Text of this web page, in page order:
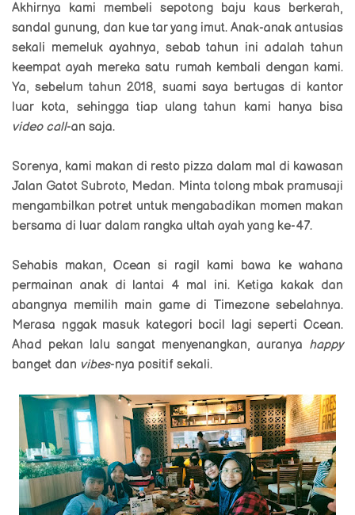
Akhirnya kami membeli sepotong baju kaus berkerah,
sandal gunung, dan kue tar yang imut. Anak-anak antusias
sekali memeluk ayahnya, sebab tahun ini adalah tahun
keempat ayah mereka satu rumah kembali dengan kami.
Ya, sebelum tahun 2018, suami saya bertugas di kantor
luar kota, sehingga tiap ulang tahun kami hanya bisa
video call-an saja.
Sorenya, kami makan di resto pizza dalam mal di kawasan
Jalan Gatot Subroto, Medan. Minta tolong mbak pramusaji
mengambilkan potret untuk mengabadikan momen makan
bersama di luar dalam rangka ultah ayah yang ke-47.
Sehabis makan, Ocean si ragil kami bawa ke wahana
permainan anak di lantai 4 mal ini. Ketiga kakak dan
abangnya memilih main game di Timezone sebelahnya.
Merasa nggak masuk kategori bocil lagi seperti Ocean.
Ahad pekan lalu sangat menyenangkan, auranya happy
banget dan vibes-nya positif sekali.